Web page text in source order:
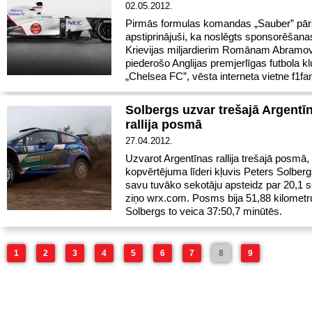
02.05.2012.
Pirmās formulas komandas „Sauber”
apstiprinājuši, ka noslēgts
Krievijas miljardierim Romānam
piederošo Anglijas premjerlīgas futbola
„Chelsea FC”, vēsta interneta vietne
Solbergs uzvar trešajā
rallija posmā
27.04.2012.
Uzvarot Argentīnas rallija trešajā posmā,
kopvērtējuma līderi kļuvis Peters
savu tuvāko sekotāju apsteidz par 20,1
ziņo wrx.com. Posms bija 51,88
Solbergs to veica 37:50,7 minūtēs.
1 2 3 4 5 6 7 8 9